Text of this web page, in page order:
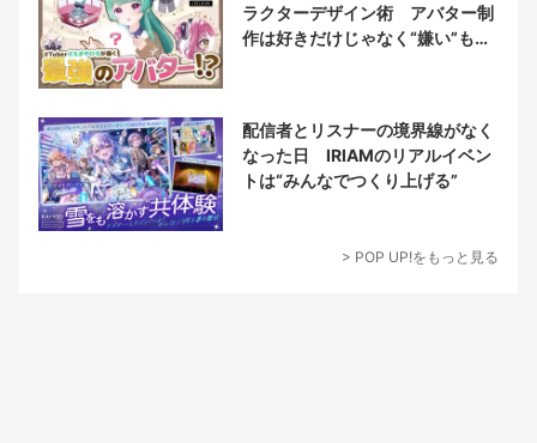
ラクターデザイン術 アバター制
作は好きだけじゃなく“嫌い”もブ
配信者とリスナーの境界線がなく
なった日 IRIAMのリアルイベン
トは“みんなでつくり上げる”
> POP UP!をもっと見る